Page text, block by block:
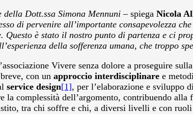
Dott.ssa Simona Mennuni – spiega Nicola
di pervenire all’importante consapevolezza
è stato il nostro punto di partenza e ci
della sofferenza umana, che troppo
Vivere senza dolore a proseguire
con un approccio interdisciplinare e
service design[1], per l’elaborazione e sviluppo
complessità dell’argomento, contribuendo alla
tra chi soffre e chi, a diversi livelli e con